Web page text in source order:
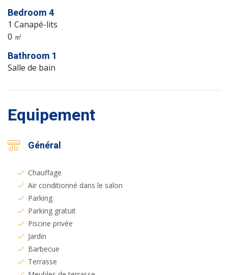
Bedroom 4
1 Canapé-lits
0 ㎡
Bathroom 1
Salle de bain
Equipement
Général
Chauffage
Air conditionné dans le salon
Parking
Parking gratuit
Piscine privée
Jardin
Barbecue
Terrasse